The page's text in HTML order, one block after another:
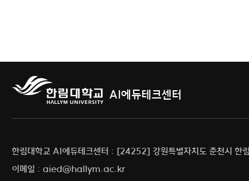
AI에듀테크센터
한림대학교 AI에듀테크센터 : [24252] 강원특별자치도 춘천시 한
이메일 : aied@hallym.ac.kr